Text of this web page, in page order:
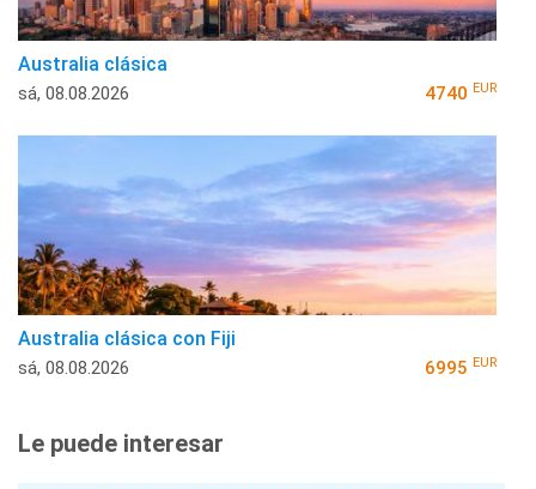
Australia clásica
sá, 08.08.2026 4740 EUR
Australia clásica con Fiji
sá, 08.08.2026 6995 EUR
Le puede interesar